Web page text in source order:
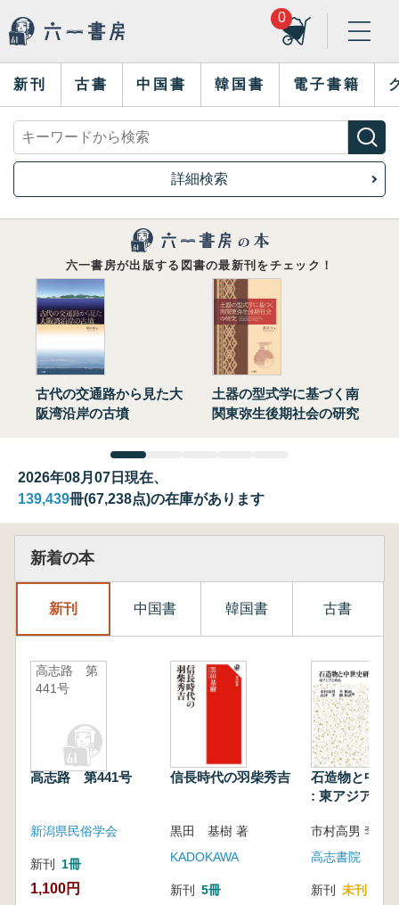
0
新刊 古書 中国書 韓国書 電子書籍
詳細検索
六一書房が出版する図書の最新刊をチェック！
古代の交通路から見た大
阪湾沿岸の古墳
土器の型式学に基づく南
関東弥生後期社会の研究
2026年08月07日現在、
139,439冊(67,238点)の在庫があります
新着の本
新刊 中国書 韓国書 古書
高志路 第
441号
高志路 第441号
新潟県民俗学会
新刊 1冊
1,100円
信長時代の羽柴秀吉
黒田 基樹 著
KADOKAWA
新刊 5冊
石造物と中世
: 東アジアと
高志書院
新刊 未刊